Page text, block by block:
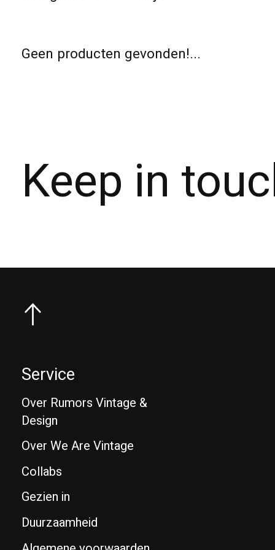
Geen producten gevonden!...
Keep in
Service
Over Rumors Vintage &
Design
Over We Are Vintage
Collabs
Gezien in
Duurzaamheid